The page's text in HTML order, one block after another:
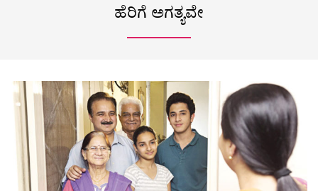
ಹೆರಿಗೆ ಅಗತ್ಯವೇ